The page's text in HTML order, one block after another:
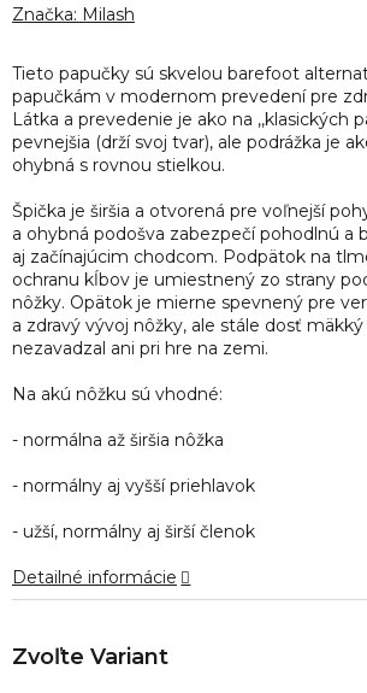
Tieto papučky sú skvelou barefoot
papučkám v modernom prevedení pre
Látka a prevedenie je ako na ,,klasických
pevnejšia (drží svoj tvar), ale podrážka je
ohybná s rovnou stielkou.
Špička je širšia a otvorená pre voľnejší
a ohybná podošva zabezpečí pohodlnú a
aj začínajúcim chodcom. Podpätok na
ochranu kĺbov je umiestnený zo strany
nôžky. Opätok je mierne spevnený pre
a zdravý vývoj nôžky, ale stále dosť
nezavadzal ani pri hre na zemi.
Na akú nôžku sú vhodné:
- normálna až širšia nôžka
- normálny aj vyšší priehlavok
- užší, normálny aj širší členok
Detailné informácie
produktu
z
5
hviezdičiek.
Značka: Milash